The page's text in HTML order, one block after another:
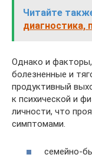
Читайте
диагностика,
Однако и
болезненные и
продуктивный
к психической и
личности, что
симптомами.
семейно-